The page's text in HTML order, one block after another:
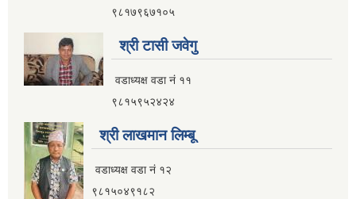
९८१७९६७१०५
श्री टासी जवेगु
वडाध्यक्ष वडा नं ११
९८१५९५२४२४
श्री लाखमान लिम्बू
वडाध्यक्ष वडा नं १२
९८१५०४९१८२